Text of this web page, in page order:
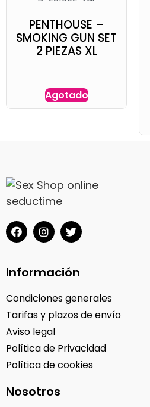
PENTHOUSE –
SMOKING GUN SET
2 PIEZAS XL
Agotado
Información
Condiciones generales
Tarifas y plazos de envío
Aviso legal
Política de Privacidad
Política de cookies
Nosotros